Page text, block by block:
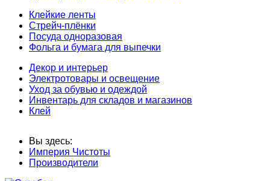
Клейкие ленты
Стрейч-плёнки
Посуда одноразовая
Фольга и бумага для выпечки
Декор и интерьер
Электротовары и освещение
Уход за обувью и одеждой
Инвентарь для складов и магазинов
Клей
Вы здесь:
Империя Чистоты
Производители